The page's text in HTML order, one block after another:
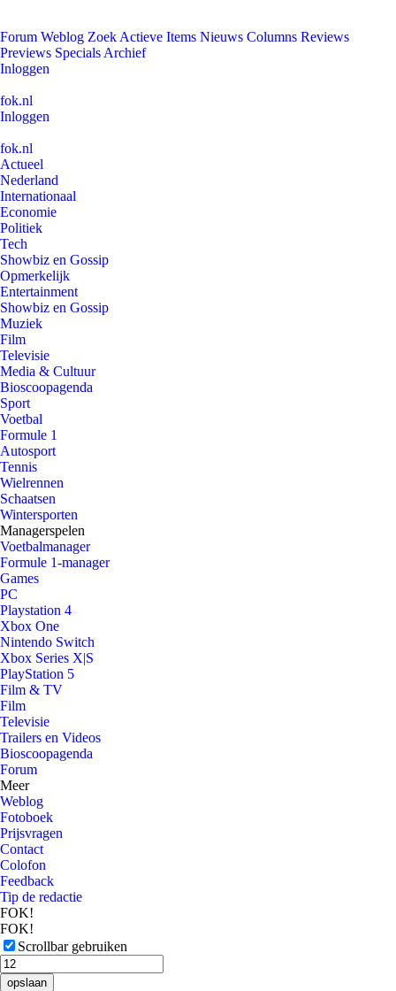
Forum Weblog Zoek Actieve Items Nieuws Columns Reviews
Previews Specials Archief
Inloggen
fok.nl
Inloggen
fok.nl
Actueel
Nederland
Internationaal
Economie
Politiek
Tech
Showbiz en Gossip
Opmerkelijk
Entertainment
Showbiz en Gossip
Muziek
Film
Televisie
Media & Cultuur
Bioscoopagenda
Sport
Voetbal
Formule 1
Autosport
Tennis
Wielrennen
Schaatsen
Wintersporten
Managerspelen
Voetbalmanager
Formule 1-manager
Games
PC
Playstation 4
Xbox One
Nintendo Switch
Xbox Series X|S
PlayStation 5
Film & TV
Film
Televisie
Trailers en Videos
Bioscoopagenda
Forum
Meer
Weblog
Fotoboek
Prijsvragen
Contact
Colofon
Feedback
Tip de redactie
FOK!
FOK!
Scrollbar gebruiken
opslaan